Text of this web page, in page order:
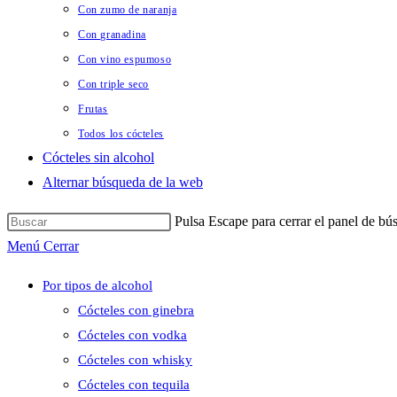
Con zumo de naranja
Con granadina
Con vino espumoso
Con triple seco
Frutas
Todos los cócteles
Cócteles sin alcohol
Alternar búsqueda de la web
Pulsa Escape para cerrar el panel de
Menú Cerrar
Por tipos de alcohol
Cócteles con ginebra
Cócteles con vodka
Cócteles con whisky
Cócteles con tequila